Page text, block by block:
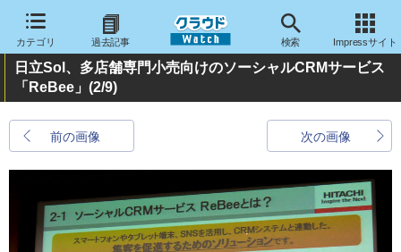
カテゴリ 過去記事 検索 Impressサイト
日立Sol、多店舗専門小売向けのソーシャルCRMサービス
「ReBee」 (2/9)
前の画像 次の画像